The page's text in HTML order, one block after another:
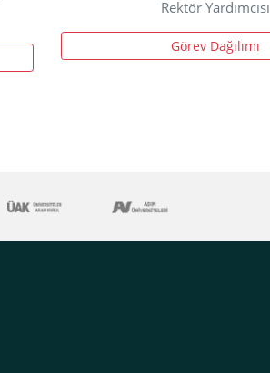
Rektör Yardımcısı
Görev Dağılımı